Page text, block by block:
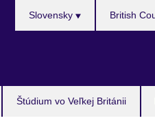
Štúdium vo Veľkej Británii
Slovensky British